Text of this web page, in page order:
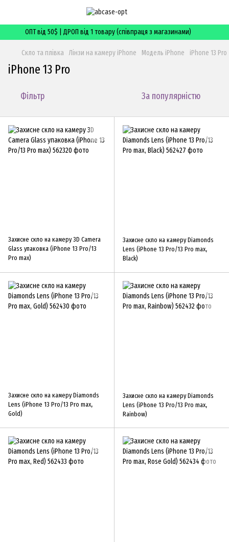
ОПТ від 50$ | ДРОП від 1 товару (співпраця з магазинами)
Скло та плівка Лінзи на камеру iPhone Модель iPhone iPhone 13 Pro
iPhone 13 Pro
Фільтр За популярністю
Захисне скло на камеру 3D Camera
Glass упаковка (iPhone 13 Pro/13
Pro max)
Захисне скло на камеру Diamonds
Lens (iPhone 13 Pro/13 Pro max,
Black)
Захисне скло на камеру Diamonds
Lens (iPhone 13 Pro/13 Pro max,
Gold)
Захисне скло на камеру Diamonds
Lens (iPhone 13 Pro/13 Pro max,
Rainbow)